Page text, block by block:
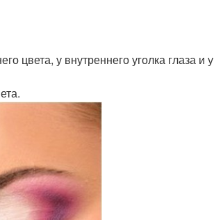
цвета, у внутреннего уголка глаза и у